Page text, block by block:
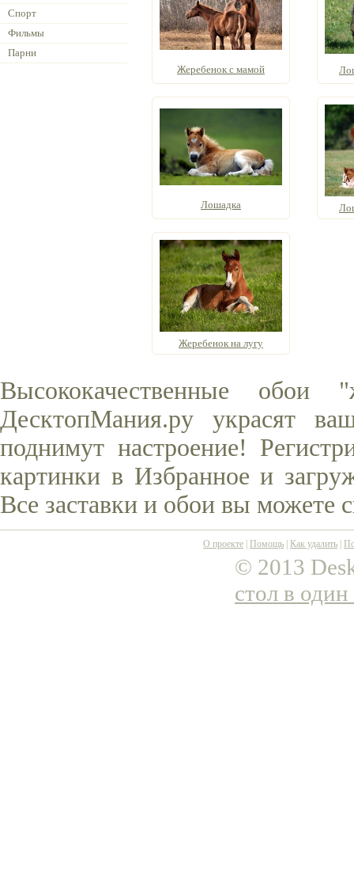
Спорт
Фильмы
Парни
Жеребенок с мамой
Лошадка
Жеребенок на лугу
Высококачественные
ДесктопМания.ру украсят
поднимут настроение!
картинки в Избранное и
Все заставки и обои вы можете
О проекте Помощь Как удалить
© 2013
стол в